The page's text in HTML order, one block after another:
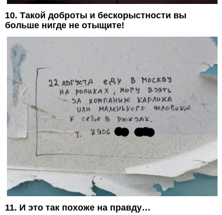
10. Такой доброты и бескорыстности вы
больше нигде не отыщите!
11. И это так похоже на правду…